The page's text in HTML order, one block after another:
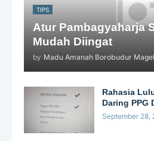
TIPS
Atur Pambagyaharja
Mudah Diingat
by Madu Amanah Borobudur
Rahasia
Daring PPG
September 28,